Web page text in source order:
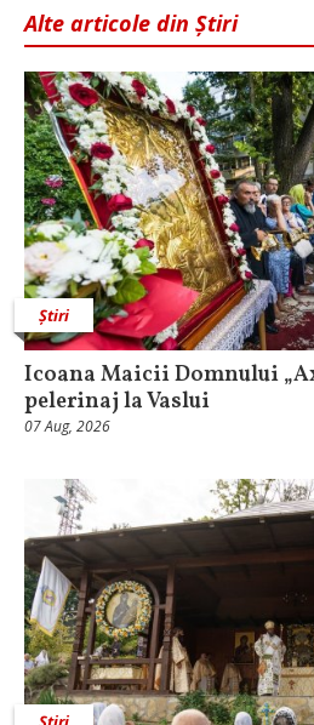
Alte articole din Știri
Știri
Icoana Maicii Domnului
pelerinaj la Vaslui
07 Aug, 2026